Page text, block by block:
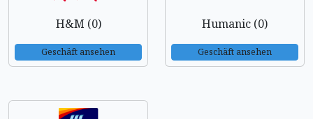
H&M (0)
Geschäft ansehen
Humanic (0)
Geschäft ansehen